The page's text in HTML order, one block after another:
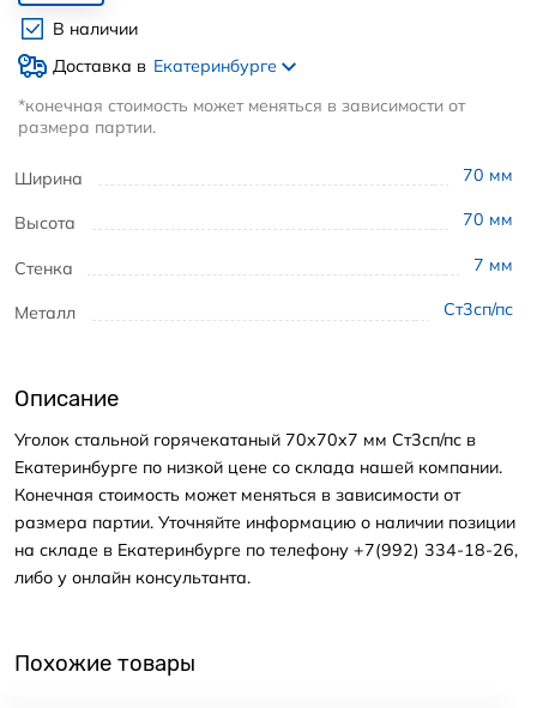
Ширина 70 мм
Высота 70 мм
Стенка 7 мм
Металл Ст3сп/пс
В наличии
Доставка в Екатеринбурге
*конечная стоимость может меняться в зависимости от
размера партии.
Описание
Уголок стальной горячекатаный 70x70x7 мм Ст3сп/пс в
Екатеринбурге по низкой цене со склада нашей компании.
Конечная стоимость может меняться в зависимости от
размера партии. Уточняйте информацию о наличии позиции
на складе в Екатеринбурге по телефону +7(992) 334-18-26,
либо у онлайн консультанта.
Похожие товары